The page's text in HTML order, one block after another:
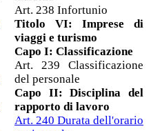
Art. 238 Infortunio
Titolo VI: Imprese di
viaggi e turismo
Capo I: Classificazione
Art. 239 Classificazione
del personale
Capo II: Disciplina del
rapporto di lavoro
Art. 240 Durata dell'orario